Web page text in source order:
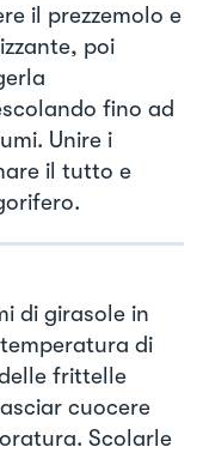
il prezzemolo e
poi
fino ad
Unire i
il tutto e
di girasole in
di
frittelle
cuocere
Scolarle